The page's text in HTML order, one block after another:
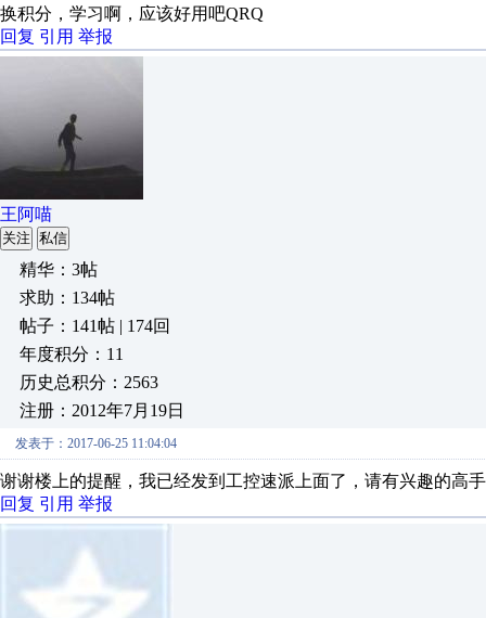
换积分，学习啊，应该好用吧QRQ
回复 引用 举报
王阿喵
关注 私信
精华：3帖
求助：134帖
帖子：141帖 | 174回
年度积分：11
历史总积分：2563
注册：2012年7月19日
发表于：2017-06-25 11:04:04
谢谢楼上的提醒，我已经发到工控速派上面了，请有兴趣的高
回复 引用 举报